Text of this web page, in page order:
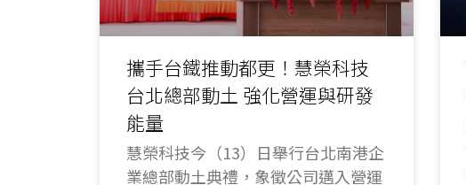
攜手台鐵推動都更！慧榮科技
台北總部動土 強化營運與研發
能量
慧榮科技今（13）日舉行台北南港企
業總部動土典禮，象徵公司邁入營運